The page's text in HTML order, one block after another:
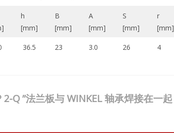
h
[mm]
B
[mm]
A
[mm]
S
[mm]
r
[mm]
36.5 23 3.0 26 4
Q ”法兰板与 WINKEL 轴承焊接在一起